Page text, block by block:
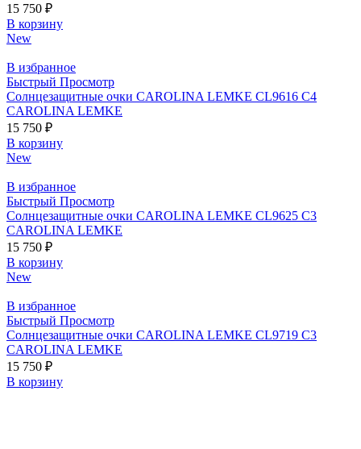
15 750 ₽
В корзину
New
В избранное
Быстрый Просмотр
Солнцезащитные очки CAROLINA LEMKE CL9616 C4
CAROLINA LEMKE
15 750 ₽
В корзину
New
В избранное
Быстрый Просмотр
Солнцезащитные очки CAROLINA LEMKE CL9625 C3
CAROLINA LEMKE
15 750 ₽
В корзину
New
В избранное
Быстрый Просмотр
Солнцезащитные очки CAROLINA LEMKE CL9719 C3
CAROLINA LEMKE
15 750 ₽
В корзину